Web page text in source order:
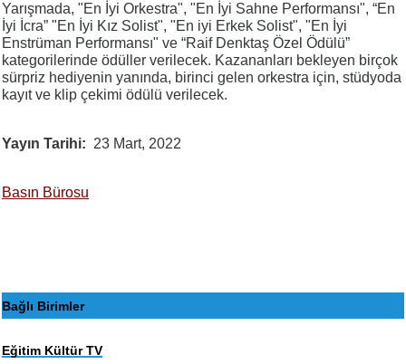
Yarışmada, "En İyi Orkestra", "En İyi Sahne Performansı", “En
İyi İcra” "En İyi Kız Solist", "En iyi Erkek Solist", "En İyi
Enstrüman Performansı" ve “Raif Denktaş Özel Ödülü”
kategorilerinde ödüller verilecek. Kazananları bekleyen birçok
sürpriz hediyenin yanında, birinci gelen orkestra için, stüdyoda
kayıt ve klip çekimi ödülü verilecek.
Yayın Tarihi 23 Mart, 2022
Basın Bürosu
Bağlı Birimler
Eğitim Kültür TV